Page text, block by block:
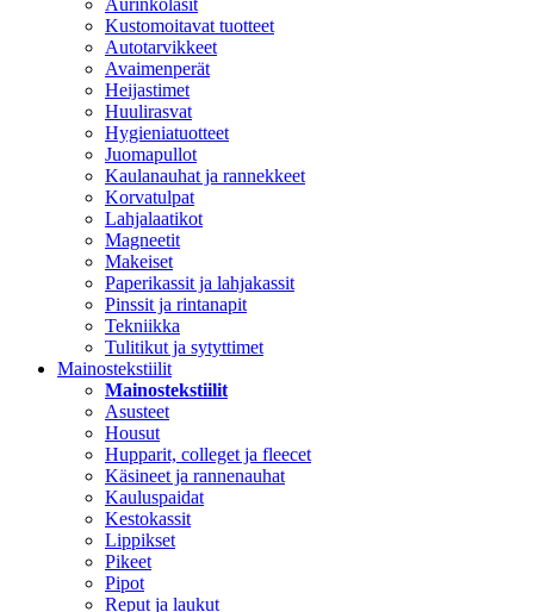
Aurinkolasit
Kustomoitavat tuotteet
Autotarvikkeet
Avaimenperät
Heijastimet
Huulirasvat
Hygieniatuotteet
Juomapullot
Kaulanauhat ja rannekkeet
Korvatulpat
Lahjalaatikot
Magneetit
Makeiset
Paperikassit ja lahjakassit
Pinssit ja rintanapit
Tekniikka
Tulitikut ja sytyttimet
Mainostekstiilit
Mainostekstiilit
Asusteet
Housut
Hupparit, colleget ja fleecet
Käsineet ja rannenauhat
Kauluspaidat
Kestokassit
Lippikset
Pikeet
Pipot
Reput ja laukut